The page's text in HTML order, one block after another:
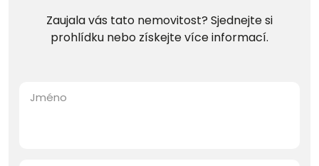
Zaujala vás tato nemovitost? Sjednejte si
prohlídku nebo získejte více informací.
Jméno